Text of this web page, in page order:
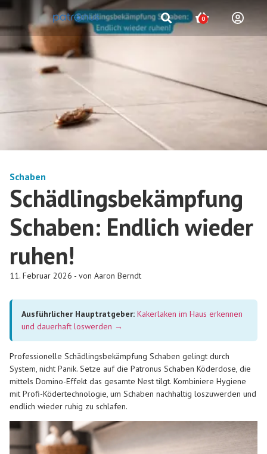
0
Schaben
Schädlingsbekämpfung
Schaben: Endlich wieder
ruhen!
11. Februar 2026 - von Aaron Berndt
Ausführlicher Hauptratgeber: Kakerlaken im Haus erkennen
und dauerhaft loswerden →
Professionelle Schädlingsbekämpfung Schaben gelingt durch
System, nicht Panik. Setze auf die Patronus Schaben Köderdose, die
mittels Domino-Effekt das gesamte Nest tilgt. Kombiniere Hygiene
mit Profi-Ködertechnologie, um Schaben nachhaltig loszuwerden und
endlich wieder ruhig zu schlafen.